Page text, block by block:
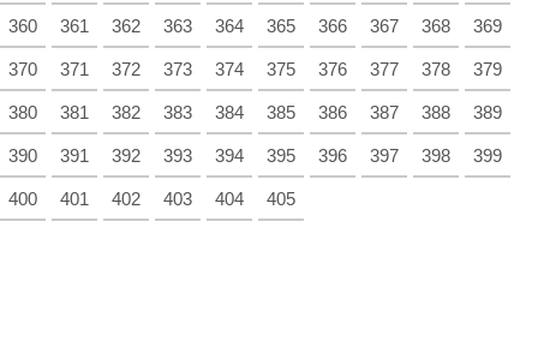
360 361 362 363 364 365 366 367 368 369
370 371 372 373 374 375 376 377 378 379
380 381 382 383 384 385 386 387 388 389
390 391 392 393 394 395 396 397 398 399
400 401 402 403 404 405